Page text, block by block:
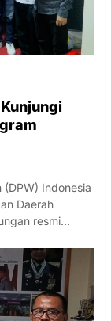
(DPW) Indonesia
Daerah
resmi…